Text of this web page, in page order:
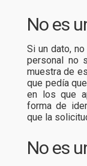
No es
Si un dato,
personal no
muestra de
que pedía
en los que
forma de
que la
No es